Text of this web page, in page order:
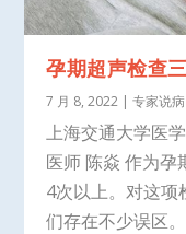
孕期超声检查
7 月 8, 2022 |专家说病
上海交通大学医
医师 陈焱 作为孕
4次以上。对这项
们存在不少误区。